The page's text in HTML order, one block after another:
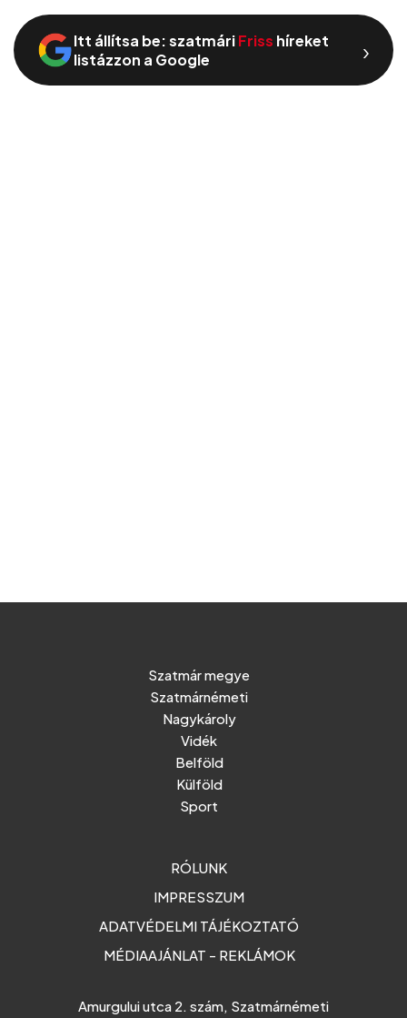
Itt állítsa be: szatmáriFriss híreket
listázzon a Google
›
Szatmár megye
Szatmárnémeti
Nagykároly
Vidék
Belföld
Külföld
Sport
RÓLUNK
IMPRESSZUM
ADATVÉDELMI TÁJÉKOZTATÓ
MÉDIAAJÁNLAT - REKLÁMOK
Amurgului utca 2. szám, Szatmárnémeti